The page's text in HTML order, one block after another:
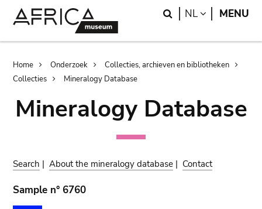
Search
NL LANGUAGE
MENU
Breadcrumb
Home Onderzoek
Collecties, archieven en bibliotheken
Collecties
Mineralogy Database
Mineralogy Database
Search |About the mineralogy database | Contact
Sample n° 6760